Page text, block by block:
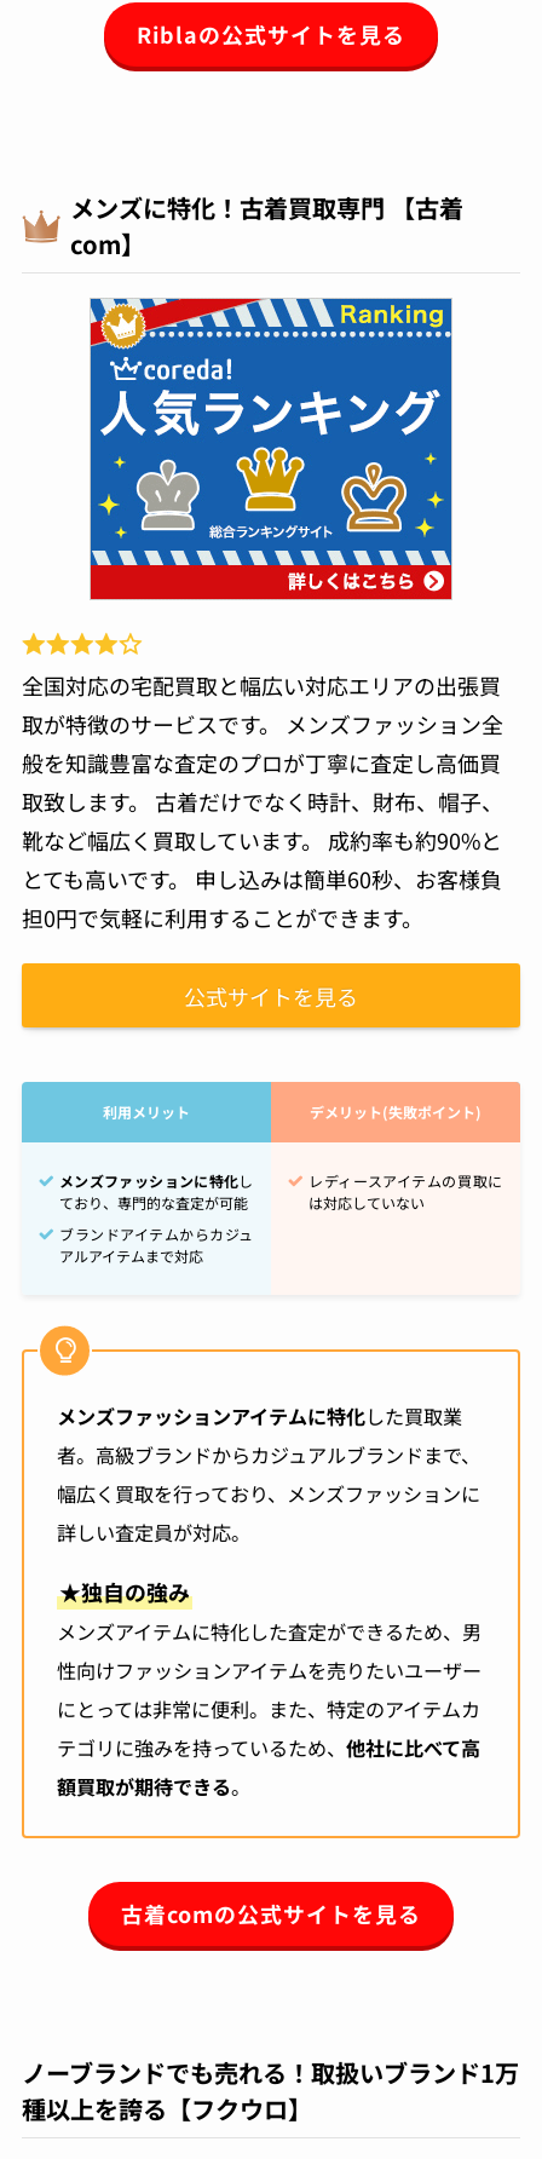
Riblaの公式サイトを見る
メンズに特化！古着買取専門 【古着
com】
全国対応の宅配買取と幅広い対応エリアの出張買
取が特徴のサービスです。 メンズファッション全
般を知識豊富な査定のプロが丁寧に査定し高価買
取致します。 古着だけでなく時計、財布、帽子、
靴など幅広く買取しています。 成約率も約90%と
とても高いです。 申し込みは簡単60秒、お客様負
担0円で気軽に利用することができます。
公式サイトを見る
利用メリット デメリット(失敗ポイント)
メンズファッションに特化し
ており、専門的な査定が可能
ブランドアイテムからカジュ
アルアイテムまで対応
レディースアイテムの買取に
は対応していない
メンズファッションアイテムに特化した買取業
者。高級ブランドからカジュアルブランドまで、
幅広く買取を行っており、メンズファッションに
詳しい査定員が対応。
★独自の強み
メンズアイテムに特化した査定ができるため、男
性向けファッションアイテムを売りたいユーザー
にとっては非常に便利。また、特定のアイテムカ
テゴリに強みを持っているため、 他社に比べて高
額買取が期待できる。
古着comの公式サイトを見る
ノーブランドでも売れる！取扱いブランド1万
種以上を誇る【フクウロ】